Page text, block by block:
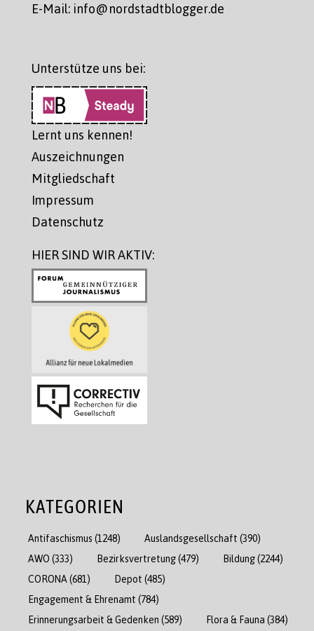
E-Mail: info@nordstadtblogger.de
Unterstütze uns bei:
Lernt uns kennen!
Auszeichnungen
Mitgliedschaft
Impressum
Datenschutz
HIER SIND WIR AKTIV:
KATEGORIEN
Antifaschismus (1248) Auslandsgesellschaft (390)
AWO (333) Bezirksvertretung(479) Bildung(2244)
CORONA (681) Depot (485)
Engagement & Ehrenamt (784)
Erinnerungsarbeit & Gedenken (589) Flora & Fauna (384)